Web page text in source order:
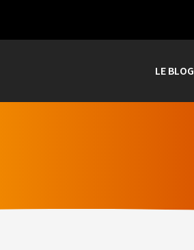
LE BLOG